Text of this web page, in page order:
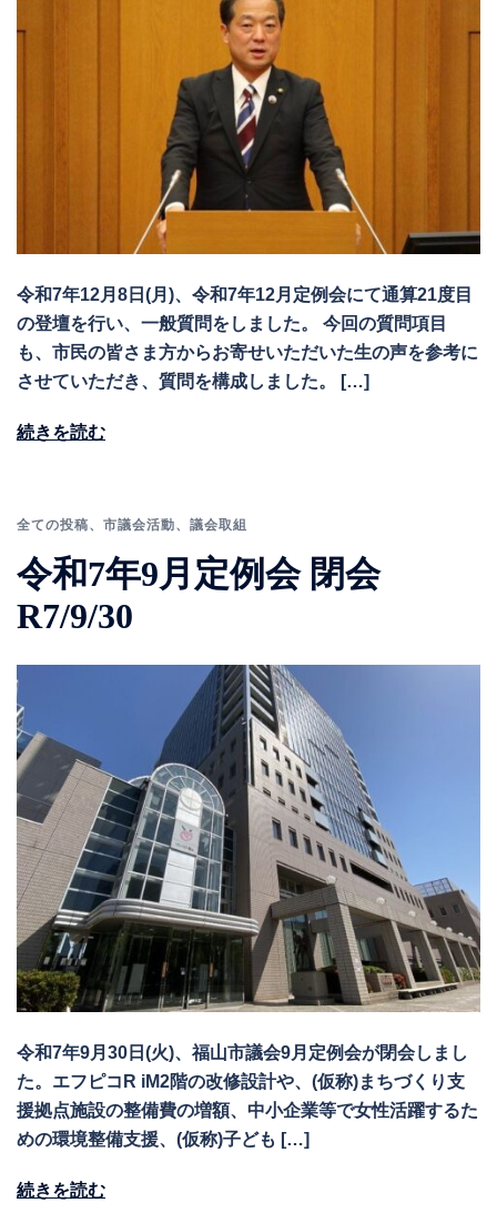
令和7年12月8日(月)、令和7年12月定例会にて通算21度目
の登壇を行い、一般質問をしました。 今回の質問項目
も、市民の皆さま方からお寄せいただいた生の声を参考に
させていただき、質問を構成しました。 […]
続きを読む
全ての投稿、 市議会活動、 議会取組
令和7年9月定例会 閉会
R7/9/30
令和7年9月30日(火)、福山市議会9月定例会が閉会しまし
た。エフピコR iM2階の改修設計や、(仮称)まちづくり支
援拠点施設の整備費の増額、中小企業等で女性活躍するた
めの環境整備支援、(仮称)子ども […]
続きを読む